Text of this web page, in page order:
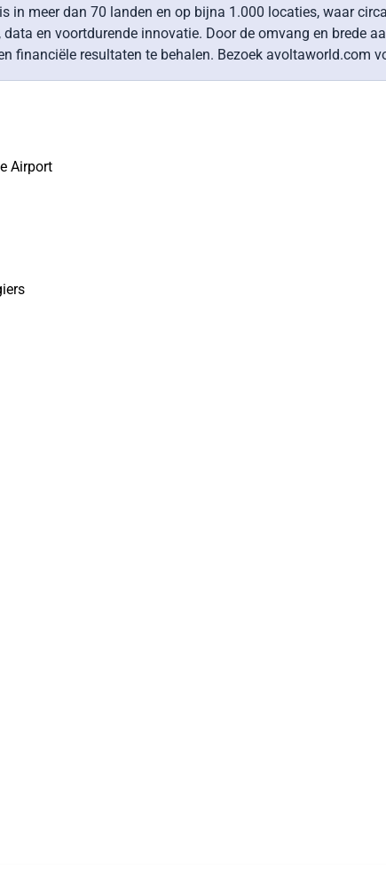
meer dan 70 landen en op bijna 1.000 locaties, waar
en voortdurende innovatie. Door de omvang en brede
financiële resultaten te behalen. Bezoek avoltaworld.com
Airport